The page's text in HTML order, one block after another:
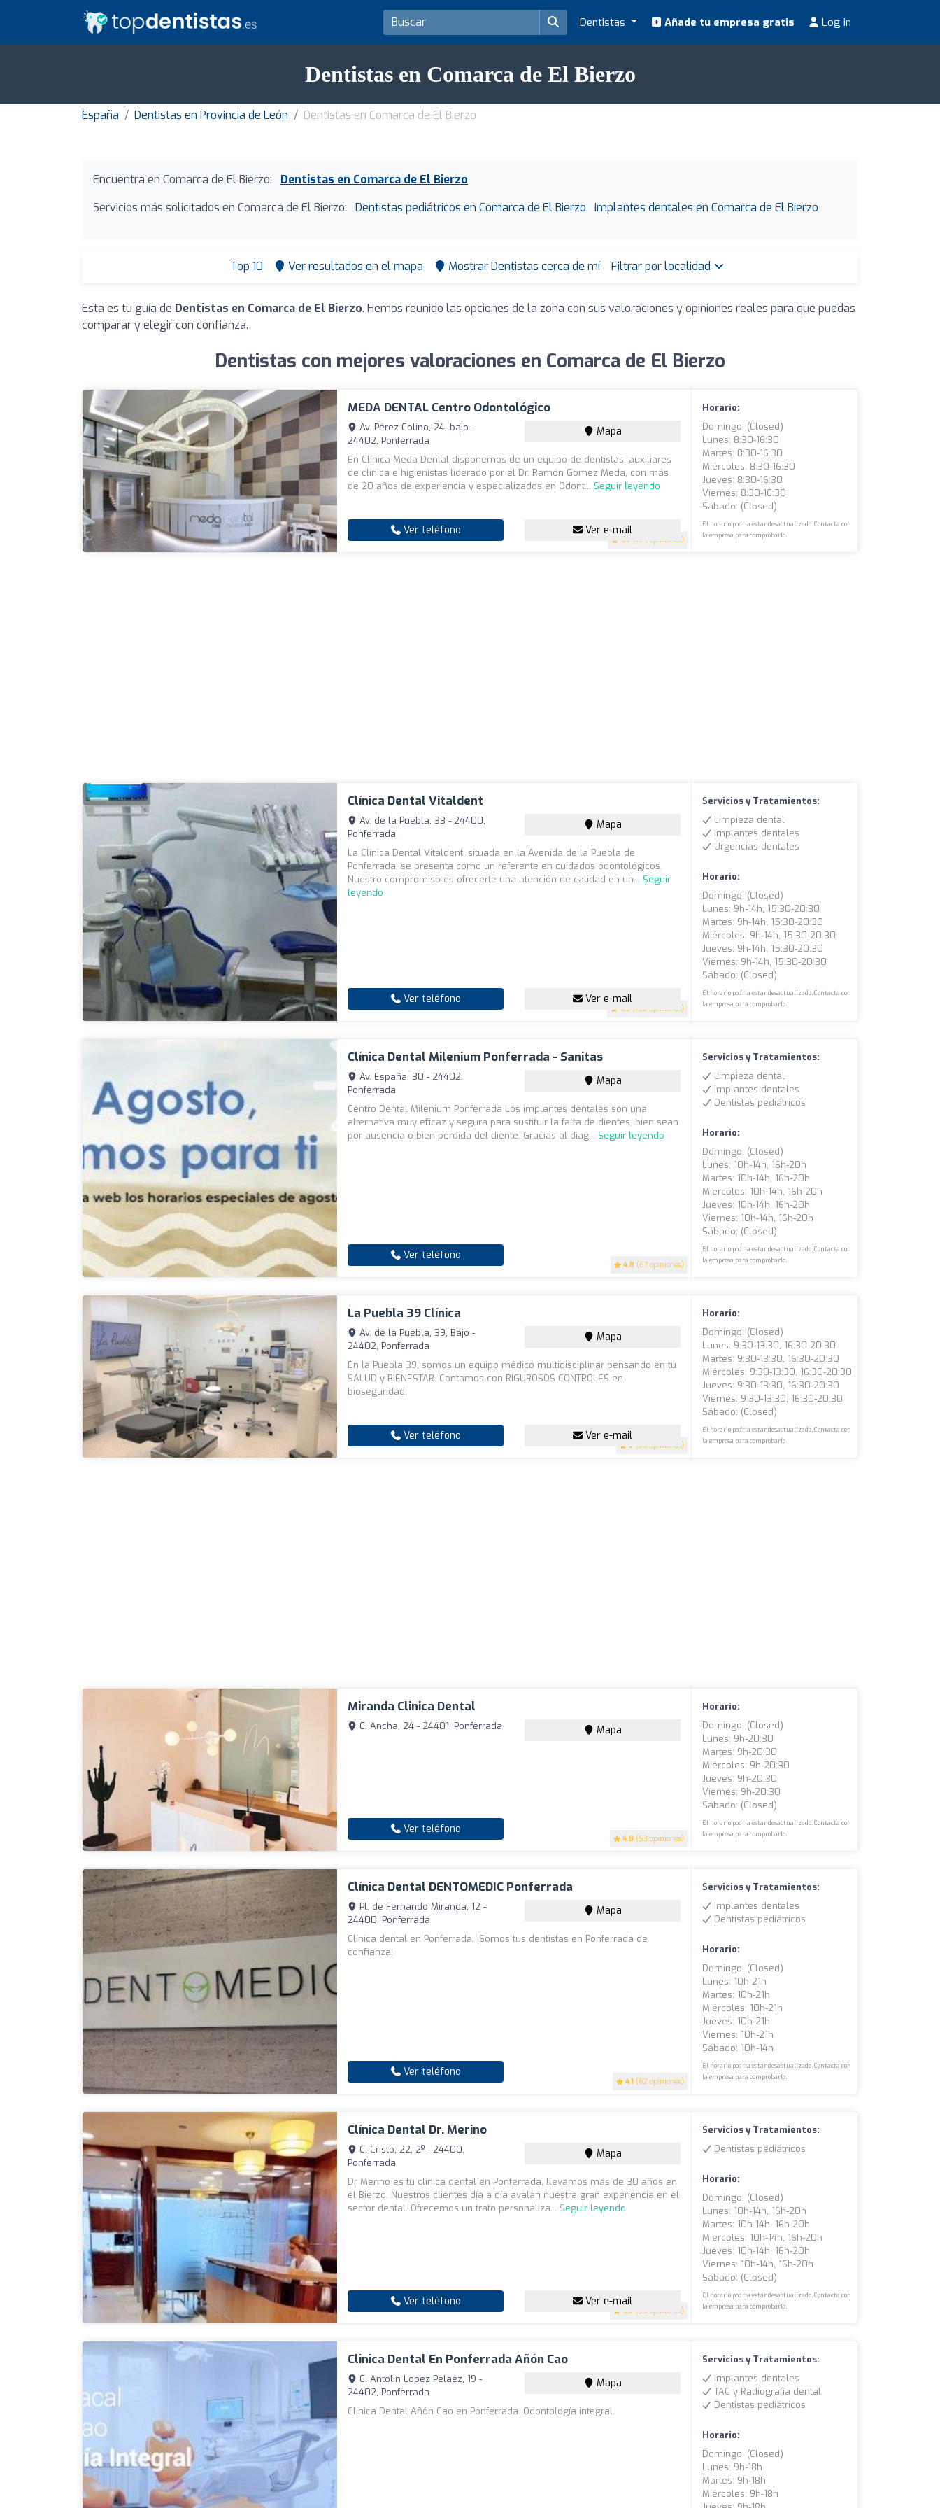
Dentistas Añade tu empresa gratis Log in
Dentistas en Comarca de El Bierzo
España Dentistas en Provincia de León Dentistas en Comarca de El Bierzo
Encuentra en Comarca de El Bierzo:
Dentistas en Comarca de El Bierzo
Servicios más solicitados en Comarca de El Bierzo:
Dentistas pediátricos en Comarca de El Bierzo Implantes dentales en Comarca de El Bierzo
Top 10 Ver resultados en el mapa Mostrar Dentistas cerca de mí Filtrar por localidad
Esta es tu guía de Dentistas en Comarca de El Bierzo. Hemos reunido las opciones de la zona con sus valoraciones y opiniones reales para que puedas
comparar y elegir con confianza.
Dentistas con mejores valoraciones en Comarca de El Bierzo
MEDA DENTAL Centro Odontológico
4.7 (154 opiniones)
Av. Pérez Colino, 24, bajo -
24402, Ponferrada
Mapa
En Clínica Meda Dental disponemos de un equipo de dentistas, auxiliares
de clínica e higienistas liderado por el Dr. Ramón Gómez Meda, con más
de 20 años de experiencia y especializados en Odont... Seguir leyendo
Ver teléfono Ver e-mail
Horario:
Domingo: (closed)
Lunes: 8:30-16:30
Martes: 8:30-16:30
Miércoles: 8:30-16:30
Jueves: 8:30-16:30
Viernes: 8:30-16:30
Sábado: (closed)
El horario podría estar desactualizado. Contacta con
la empresa para comprobarlo.
Clínica Dental Vitaldent
4.5 (108 opiniones)
Av. de la Puebla, 33 - 24400,
Ponferrada
Mapa
La Clínica Dental Vitaldent, situada en la Avenida de la Puebla de
Ponferrada, se presenta como un referente en cuidados odontológicos.
Nuestro compromiso es ofrecerte una atención de calidad en un... Seguir
leyendo
Ver teléfono Ver e-mail
Servicios y Tratamientos:
Limpieza dental
Implantes dentales
Urgencias dentales
Horario:
Domingo: (closed)
Lunes: 9h-14h, 15:30-20:30
Martes: 9h-14h, 15:30-20:30
Miércoles: 9h-14h, 15:30-20:30
Jueves: 9h-14h, 15:30-20:30
Viernes: 9h-14h, 15:30-20:30
Sábado: (closed)
El horario podría estar desactualizado. Contacta con
la empresa para comprobarlo.
Clínica Dental Milenium Ponferrada - Sanitas
4.8 (67 opiniones)
Av. España, 30 - 24402,
Ponferrada
Mapa
Centro Dental Milenium Ponferrada Los implantes dentales son una
alternativa muy eficaz y segura para sustituir la falta de dientes, bien sean
por ausencia o bien pérdida del diente. Gracias al diag... Seguir leyendo
Ver teléfono
Servicios y Tratamientos:
Limpieza dental
Implantes dentales
Dentistas pediátricos
Horario:
Domingo: (closed)
Lunes: 10h-14h, 16h-20h
Martes: 10h-14h, 16h-20h
Miércoles: 10h-14h, 16h-20h
Jueves: 10h-14h, 16h-20h
Viernes: 10h-14h, 16h-20h
Sábado: (closed)
El horario podría estar desactualizado. Contacta con
la empresa para comprobarlo.
La Puebla 39 Clínica
5 (55 opiniones)
Av. de la Puebla, 39, Bajo -
24402, Ponferrada
Mapa
En la Puebla 39, somos un equipo médico multidisciplinar pensando en tu
SALUD y BIENESTAR. Contamos con RIGUROSOS CONTROLES en
bioseguridad.
Ver teléfono Ver e-mail
Horario:
Domingo: (closed)
Lunes: 9:30-13:30, 16:30-20:30
Martes: 9:30-13:30, 16:30-20:30
Miércoles: 9:30-13:30, 16:30-20:30
Jueves: 9:30-13:30, 16:30-20:30
Viernes: 9:30-13:30, 16:30-20:30
Sábado: (closed)
El horario podría estar desactualizado. Contacta con
la empresa para comprobarlo.
Miranda Clinica Dental
4.8 (53 opiniones)
C. Ancha, 24 - 24401, Ponferrada Mapa
Ver teléfono
Horario:
Domingo: (closed)
Lunes: 9h-20:30
Martes: 9h-20:30
Miércoles: 9h-20:30
Jueves: 9h-20:30
Viernes: 9h-20:30
Sábado: (closed)
El horario podría estar desactualizado. Contacta con
la empresa para comprobarlo.
Clínica Dental DENTOMEDIC Ponferrada
4.1 (62 opiniones)
Pl. de Fernando Miranda, 12 -
24400, Ponferrada
Mapa
Clínica dental en Ponferrada. ¡Somos tus dentistas en Ponferrada de
confianza!
Ver teléfono
Servicios y Tratamientos:
Implantes dentales
Dentistas pediátricos
Horario:
Domingo: (closed)
Lunes: 10h-21h
Martes: 10h-21h
Miércoles: 10h-21h
Jueves: 10h-21h
Viernes: 10h-21h
Sábado: 10h-14h
El horario podría estar desactualizado. Contacta con
la empresa para comprobarlo.
Clínica Dental Dr. Merino
4.5 (55 opiniones)
C. Cristo, 22, 2º - 24400,
Ponferrada
Mapa
Dr Merino es tu clínica dental en Ponferrada, llevamos más de 30 años en
el Bierzo. Nuestros clientes día a día avalan nuestra gran experiencia en el
sector dental. Ofrecemos un trato personaliza... Seguir leyendo
Ver teléfono Ver e-mail
Servicios y Tratamientos:
Dentistas pediátricos
Horario:
Domingo: (closed)
Lunes: 10h-14h, 16h-20h
Martes: 10h-14h, 16h-20h
Miércoles: 10h-14h, 16h-20h
Jueves: 10h-14h, 16h-20h
Viernes: 10h-14h, 16h-20h
Sábado: (closed)
El horario podría estar desactualizado. Contacta con
la empresa para comprobarlo.
Clinica Dental En Ponferrada Añón Cao
C. Antolin Lopez Pelaez, 19 -
24402, Ponferrada
Mapa
Clinica Dental Añón Cao en Ponferrada. Odontología integral.
Servicios y Tratamientos:
Implantes dentales
TAC y Radiografía dental
Dentistas pediátricos
Horario:
Domingo: (closed)
Lunes: 9h-18h
Martes: 9h-18h
Miércoles: 9h-18h